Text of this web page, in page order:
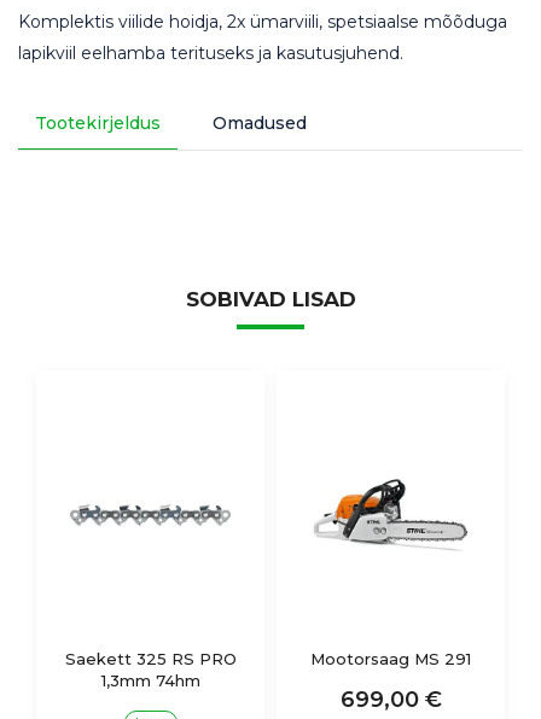
Komplektis viilide hoidja, 2x ümarviili, spetsiaalse mõõduga
lapikviil eelhamba terituseks ja kasutusjuhend.
Tootekirjeldus Omadused
SOBIVAD LISAD
Saekett 325 RS PRO
1,3mm 74hm
Mootorsaag MS 291
699,00 €